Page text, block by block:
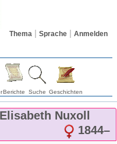
Thema Sprache Anmelden
Berichte Suche Geschichten
Nuxoll
1844–